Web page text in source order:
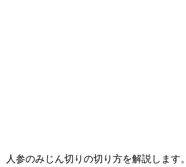
人参のみじん切りの切り方を解説します。